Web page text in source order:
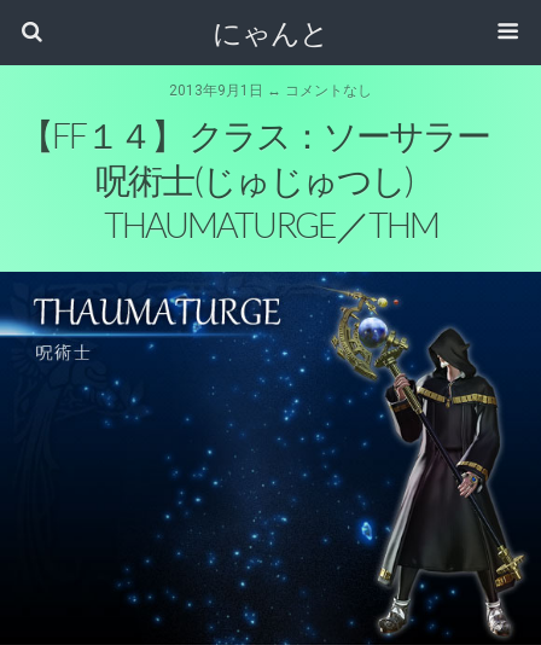
にゃんと
2013年9月1日 ↔ コメントなし
【FF１４】 クラス：ソーサラー
呪術士(じゅじゅつし)
THAUMATURGE／THM